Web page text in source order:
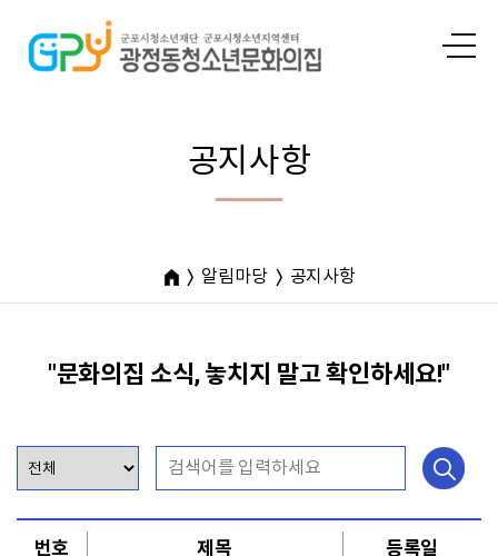
공지사항
알림마당 공지사항
"문화의집 소식, 놓치지 말고 확인하세요!"
번호 제목 등록일